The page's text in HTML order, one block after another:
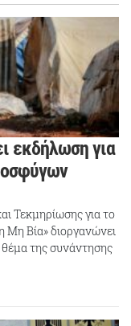
εκδήλωση για
Τεκμηρίωσης για το
Μη Βία» διοργανώνει
της συνάντησης